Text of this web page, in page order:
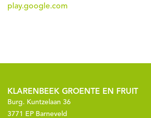
play.google.com
KLARENBEEK GROENTE EN FRUIT
Burg. Kuntzelaan 36
3771 EP Barneveld